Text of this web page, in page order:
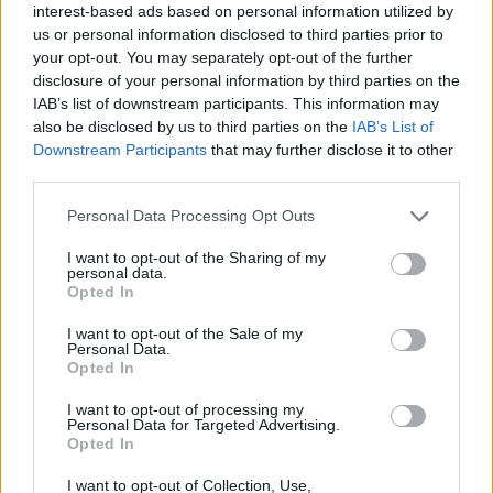
interest-based ads based on personal information utilized by
us or personal information disclosed to third parties prior to
your opt-out. You may separately opt-out of the further
disclosure of your personal information by third parties on the
IAB’s list of downstream participants. This information may
also be disclosed by us to third parties on the IAB’s List of
Downstream Participants that may further disclose it to other
Please note that this website/app uses one or more Google
not limited to your visit or usage behaviour. You may click to
grant or deny consent to Google and its third-party tags to
use your data for below specified purposes in below Google
consent section.
Personal Data Processing Opt Outs
I want to opt-out of the Sharing of my
personal data.
Opted In
I want to opt-out of the Sale of my
Personal Data.
Opted In
I want to opt-out of processing my
Personal Data for Targeted Advertising.
Opted In
I want to opt-out of Collection, Use,
Foto:Facebook/MÁV-csoport
InterCity e modifiche regionali
L’InterCity Balaton delle 8.30 dalla stazione Déli a
Székesfehérvár.
I servizi InterCity effettuano fermate supplementari a
Lepsény.
con 20-40 minuti di ritardo, a seconda delle
coincidenze degli autobus sostitutivi.
Da Siófok, si consiglia ai passeggeri di utilizzare i treni
affidabile.
Sulla linea Győr-Pápa, alcuni treni sono stati sostituiti da
autobus di linea.